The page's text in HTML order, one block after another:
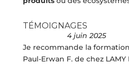
TÉMOIGNAGES
4 juin 2025
Je recommande la formation
Paul-Erwan F. de chez LAMY